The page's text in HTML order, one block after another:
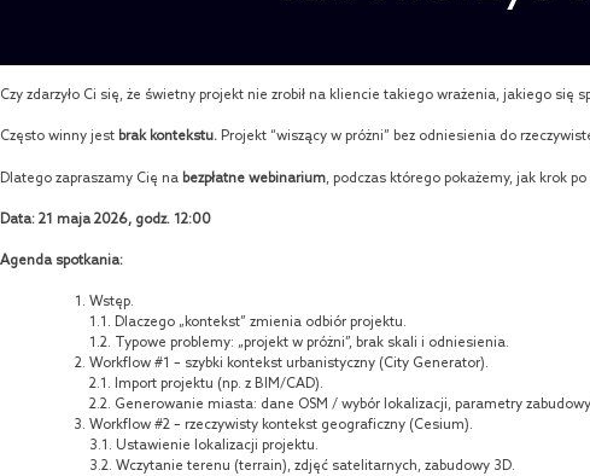
Czy zdarzyło Ci się, że świetny projekt nie zrobił na kliencie takiego wrażenia, jakiego się
Często winny jest brak kontekstu. Projekt “wiszący w próżni” bez odniesienia do
Dlatego zapraszamy Cię na bezpłatne webinarium, podczas którego pokażemy, jak krok po
Data: 21 maja 2026, godz. 12:00
Agenda spotkania:
Wstęp.
1.1. Dlaczego „kontekst” zmienia odbiór projektu.
1.2. Typowe problemy: „projekt w próżni”, brak skali i odniesienia.
Workflow #1 – szybki kontekst urbanistyczny (City Generator).
2.1. Import projektu (np. z BIM/CAD).
2.2. Generowanie miasta: dane OSM / wybór lokalizacji, parametry
Workflow #2 – rzeczywisty kontekst geograficzny (Cesium).
3.1. Ustawienie lokalizacji projektu.
3.2. Wczytanie terenu (terrain), zdjęć satelitarnych, zabudowy 3D.